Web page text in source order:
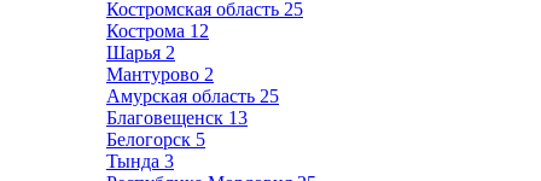
Костромская область 25
Кострома 12
Шарья 2
Мантурово 2
Амурская область 25
Благовещенск 13
Белогорск 5
Тында 3